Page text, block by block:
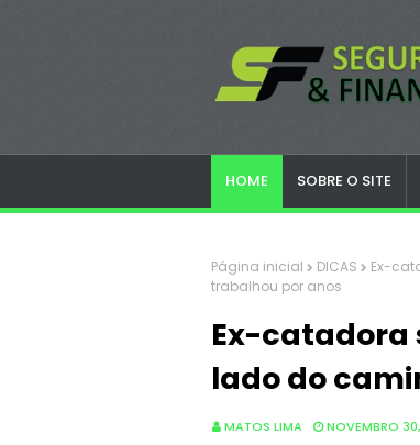
HOME SOBRE O SITE
Página inicial DICAS
Ex-
trabalhou por anos
Ex-catadora
lado do
MATOS LIMA NOVEMBRO